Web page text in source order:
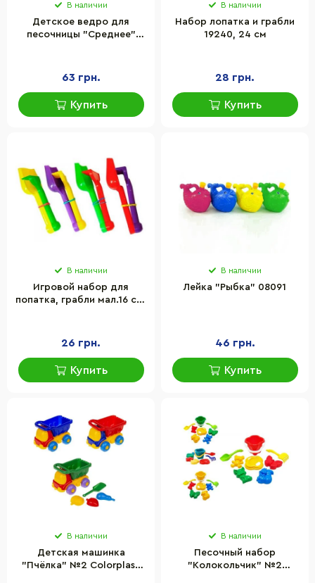
В наличии
Детское ведро для
песочницы "Среднее"
63 грн.
Купить
В наличии
Набор лопатка и грабли
19240, 24 см
28 грн.
Купить
В наличии
Игровой набор для
попатка, грабли мал.16 см.
26 грн.
Купить
В наличии
Лейка "Рыбка" 08091
46 грн.
Купить
В наличии
Детская машинка
"Пчёлка" №2 Colorplast
В наличии
Песочный набор
"Колокольчик" №2